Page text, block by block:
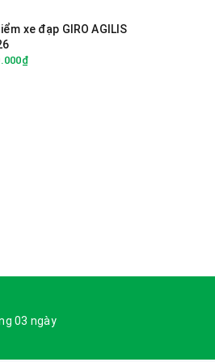
xe đạp GIRO AGILIS
03 ngày